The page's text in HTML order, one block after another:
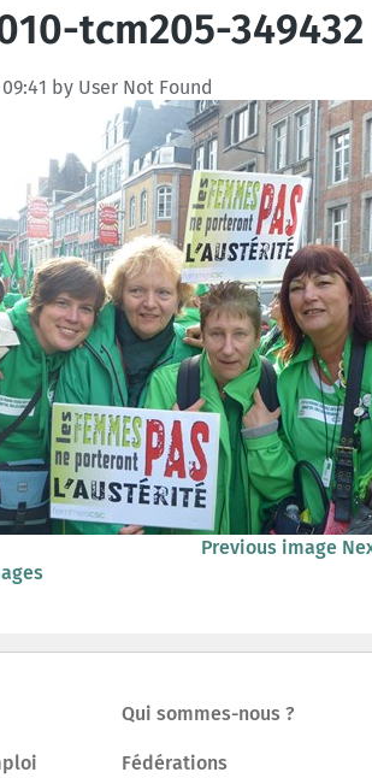
tcm205-349432
09:41 by User Not Found
Previous image
Qui sommes-nous ?
Fédérations